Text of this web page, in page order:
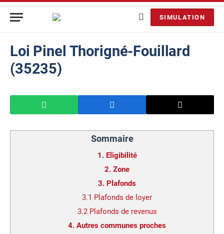
SIMULATION
Loi Pinel Thorigné-Fouillard
(35235)
Sommaire
1. Eligibilité
2. Zone
3. Plafonds
3.1 Plafonds de loyer
3.2 Plafonds de revenus
4. Autres communes proches